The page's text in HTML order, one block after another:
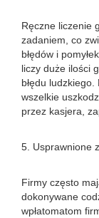
Ręczne liczenie
zadaniem, co
błędów i
liczy duże ilości
błędu
wszelkie
przez kasjera,
5. Usprawnione
Firmy często
dokonywane
wpłatomatom